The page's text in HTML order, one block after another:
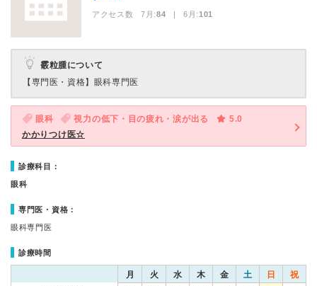
アクセス数 7月:84 | 6月:101
霰粒腫について
【専門医・資格】 眼科専門医
眼科 視力の低下・目の疲れ・涙が出る
5.0
かかりつけ医☆
診療科目：
眼科
専門医・資格：
眼科専門医
診療時間
月 火 水 木 金 土 日 祝